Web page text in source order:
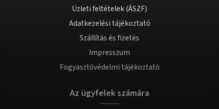
Üzleti feltételek (ÁSZF)
Adatkezelési tájékoztató
Szállítás és fizetés
Impresszum
Fogyasztóvédelmi tájékoztató
Az ügyfelek számára